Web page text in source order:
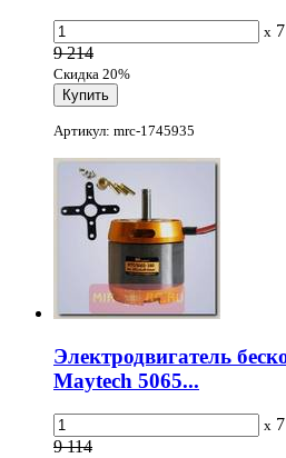
x
9 214
Скидка 20%
Артикул: mrc-1745935
Электродвигатель
Maytech 5065...
x
9 114